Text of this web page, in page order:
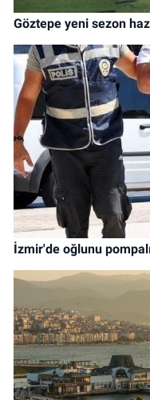
Göztepe yeni sezon
İzmir'de oğlunu